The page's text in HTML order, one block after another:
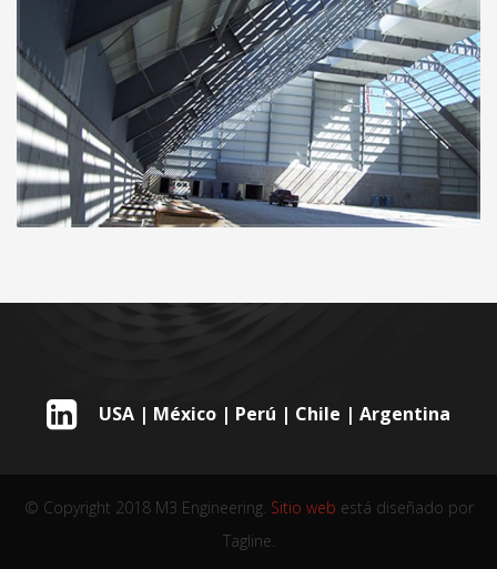
USA | México | Perú | Chile | Argentina
© Copyright 2018 M3 Engineering. Sitio web está diseñado por
Tagline.